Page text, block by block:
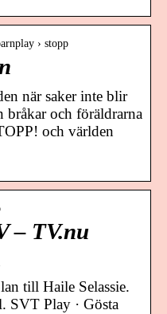
› stopp
när saker inte blir
och föräldrarna
och världen
– TV.nu
till Haile Selassie.
SVT Play · Gösta